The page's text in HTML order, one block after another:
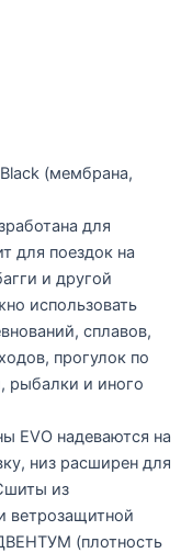
(мембрана,
для
для поездок на
и другой
использовать
сплавов,
прогулок по
рыбалки и иного
EVO надеваются на
низ расширен для
из
ветрозащитной
(плотность